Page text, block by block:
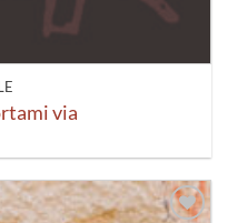
via